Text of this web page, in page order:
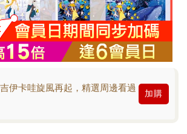
伊卡哇旋風再起，精選周邊看過
加購